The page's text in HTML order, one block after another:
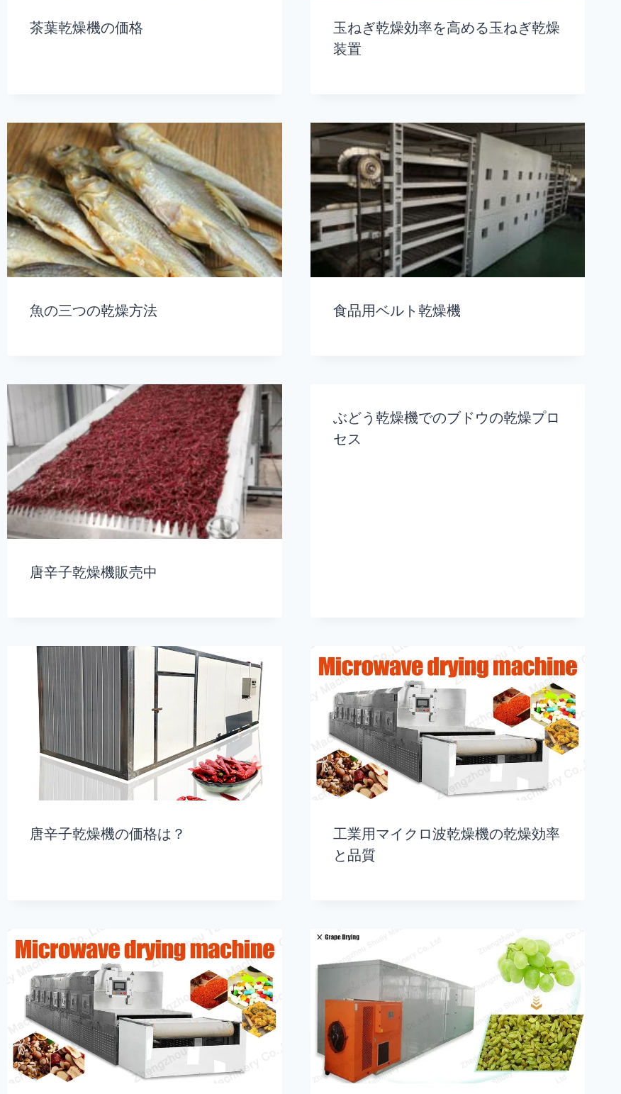
茶葉乾燥機の価格
玉ねぎ乾燥効率を高める玉ねぎ乾燥
装置
魚の三つの乾燥方法 食品用ベルト乾燥機
唐辛子乾燥機販売中
ぶどう乾燥機でのブドウの乾燥プロ
セス
唐辛子乾燥機の価格は？
工業用マイクロ波乾燥機の乾燥効率
と品質